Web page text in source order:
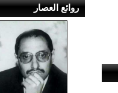
روائع العصار